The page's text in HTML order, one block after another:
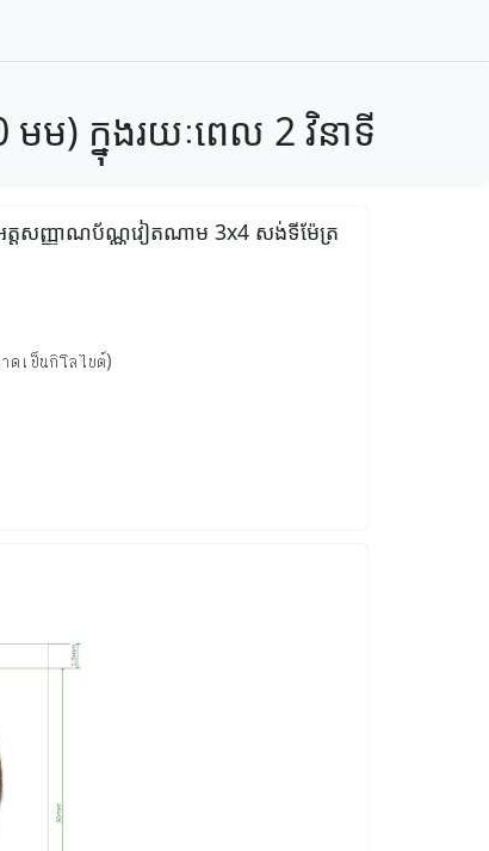
) ក្នុងរយៈពេល 2 វិនាទី
អត្តសញ្ញាណប័ណ្ណវៀតណាម 3x4 សង់ទីម៉ែត្រ
ดเป็นกิโลไบต์)